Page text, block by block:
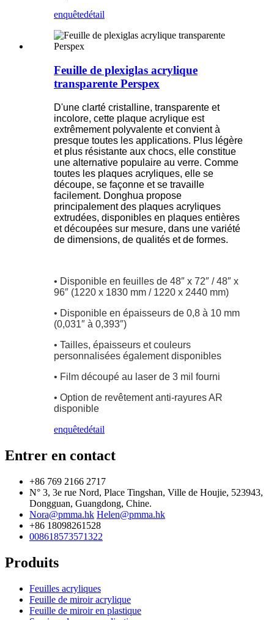
enquêtedétail
Feuille de plexiglas acrylique
transparente Perspex
D'une clarté cristalline, transparente et
incolore, cette plaque acrylique est
extrêmement polyvalente et convient à
presque toutes les applications. Plus légère
et plus résistante aux chocs, elle constitue
une alternative populaire au verre. Comme
toutes les plaques acryliques, elle se
découpe, se façonne et se travaille
facilement. Donghua propose
principalement des plaques acryliques
extrudées, disponibles en plaques entières
et découpées sur mesure, dans une variété
de dimensions, de qualités et de formes.
• Disponible en feuilles de 48″ x 72″ / 48″ x
96″ (1220 x 1830 mm / 1220 x 2440 mm)
• Disponible en épaisseurs de 0,8 à 10 mm
(0,031″ à 0,393″)
• Tailles, épaisseurs et couleurs
personnalisées également disponibles
• Film découpé au laser de 3 mil fourni
• Option de revêtement anti-rayures AR
disponible
enquêtedétail
Entrer en contact
+86 769 2166 2717
N° 3, 3e rue Nord, Place Tingshan, Ville de Houjie, 523943,
Dongguan, Guangdong, Chine.
Nora@pmma.hk Helen@pmma.hk
+86 18098261528
008618573571322
Produits
Feuilles acryliques
Feuille de miroir acrylique
Feuille de miroir en plastique